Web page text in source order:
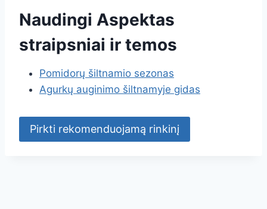
Naudingi Aspektas
straipsniai ir temos
Pomidorų šiltnamio sezonas
Agurkų auginimo šiltnamyje gidas
Pirkti rekomenduojamą rinkinį